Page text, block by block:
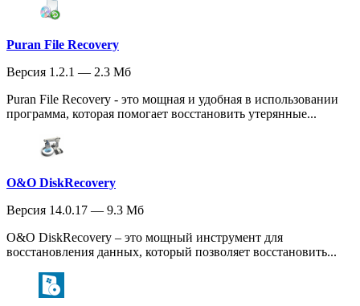
Puran File Recovery
Версия 1.2.1 — 2.3 Мб
Puran File Recovery - это мощная и удобная в использовании
программа, которая помогает восстановить утерянные...
O&O DiskRecovery
Версия 14.0.17 — 9.3 Мб
O&O DiskRecovery – это мощный инструмент для
восстановления данных, который позволяет восстановить...